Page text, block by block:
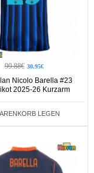
99.88€ 30.95€
Nicolo Barella #23
2025-26 Kurzarm
LEGEN